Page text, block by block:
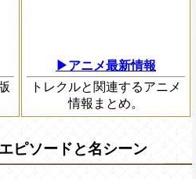
▶アニメ最新情報
トレクルと関連するアニメ
情報まとめ。
ピソードと名シーン